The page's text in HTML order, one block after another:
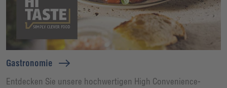
Gastronomie
Entdecken Sie unsere hochwertigen High Convenience-